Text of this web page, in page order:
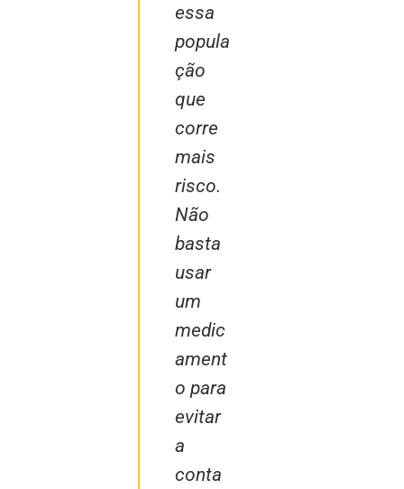
essa
popula
ção
que
corre
mais
risco.
Não
basta
usar
um
medic
ament
o para
evitar
a
conta